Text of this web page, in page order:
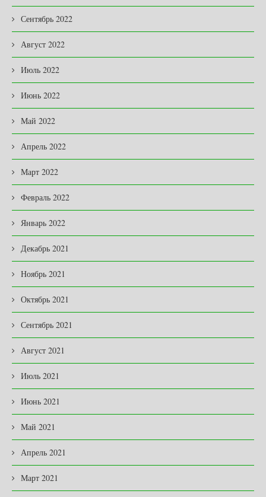
Сентябрь 2022
Август 2022
Июль 2022
Июнь 2022
Май 2022
Апрель 2022
Март 2022
Февраль 2022
Январь 2022
Декабрь 2021
Ноябрь 2021
Октябрь 2021
Сентябрь 2021
Август 2021
Июль 2021
Июнь 2021
Май 2021
Апрель 2021
Март 2021